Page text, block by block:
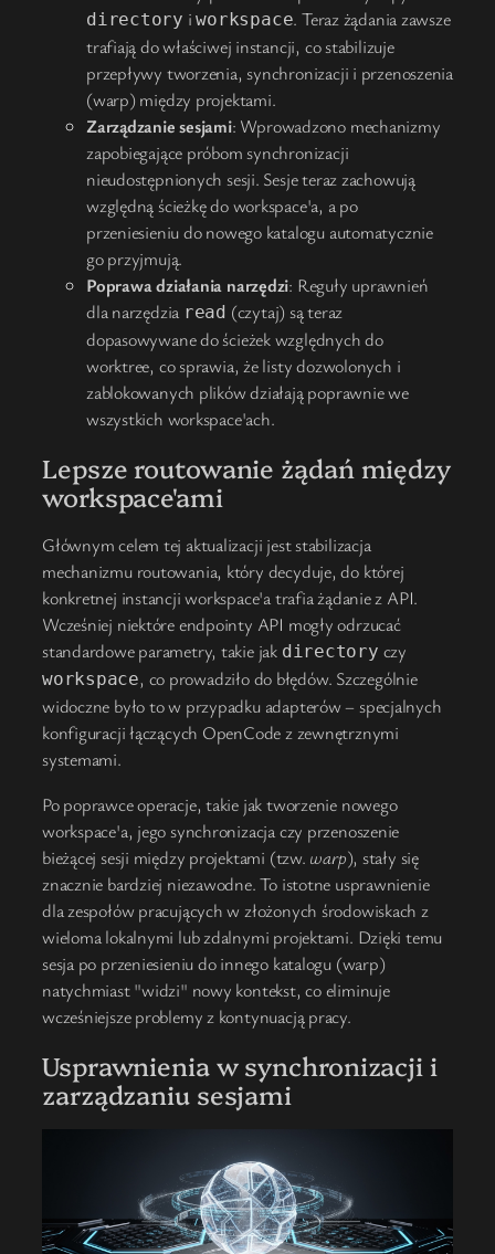
directory iworkspace. Teraz żądania zawsze
trafiają do właściwej instancji, co stabilizuje
przepływy tworzenia, synchronizacji i przenoszenia
(warp) między projektami.
Zarządzanie sesjami: Wprowadzono mechanizmy
zapobiegające próbom synchronizacji
nieudostępnionych sesji. Sesje teraz zachowują
względną ścieżkę do workspace'a, a po
przeniesieniu do nowego katalogu automatycznie
go przyjmują.
Poprawa działania narzędzi: Reguły uprawnień
dla narzędzia read (czytaj) są teraz
dopasowywane do ścieżek względnych do
worktree, co sprawia, że listy dozwolonych i
zablokowanych plików działają poprawnie we
wszystkich workspace'ach.
Lepsze routowanie żądań między
workspace'ami
Głównym celem tej aktualizacji jest stabilizacja
mechanizmu routowania, który decyduje, do której
konkretnej instancji workspace'a trafia żądanie z API.
Wcześniej niektóre endpointy API mogły odrzucać
standardowe parametry, takie jak directory czy
workspace, co prowadziło do błędów. Szczególnie
widoczne było to w przypadku adapterów – specjalnych
konfiguracji łączących OpenCode z zewnętrznymi
systemami.
Po poprawce operacje, takie jak tworzenie nowego
workspace'a, jego synchronizacja czy przenoszenie
bieżącej sesji między projektami (tzw. warp), stały się
znacznie bardziej niezawodne. To istotne usprawnienie
dla zespołów pracujących w złożonych środowiskach z
wieloma lokalnymi lub zdalnymi projektami. Dzięki temu
sesja po przeniesieniu do innego katalogu (warp)
natychmiast "widzi" nowy kontekst, co eliminuje
wcześniejsze problemy z kontynuacją pracy.
Usprawnienia w synchronizacji i
zarządzaniu sesjami